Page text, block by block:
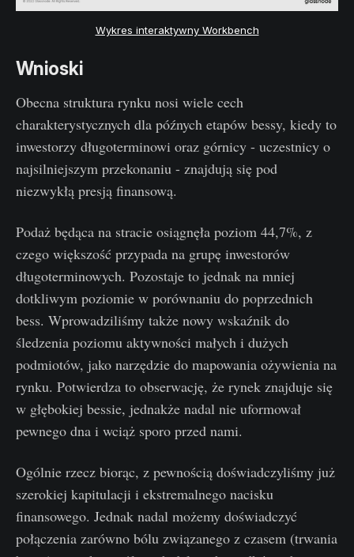
Wykres interaktywny Workbench
Wnioski
Obecna struktura rynku nosi wiele cech
charakterystycznych dla późnych etapów bessy, kiedy to
inwestorzy długoterminowi oraz górnicy - uczestnicy o
najsilniejszym przekonaniu - znajdują się pod
niezwykłą presją finansową.
Podaż będąca na stracie osiągnęła poziom 44,7%, z
czego większość przypada na grupę inwestorów
długoterminowych. Pozostaje to jednak na mniej
dotkliwym poziomie w porównaniu do poprzednich
bess. Wprowadziliśmy także nowy wskaźnik do
śledzenia poziomu aktywności małych i dużych
podmiotów, jako narzędzie do mapowania ożywienia na
rynku. Potwierdza to obserwację, że rynek znajduje się
w głębokiej bessie, jednakże nadal nie uformował
pewnego dna i wciąż sporo przed nami.
Ogólnie rzecz biorąc, z pewnością doświadczyliśmy już
szerokiej kapitulacji i ekstremalnego nacisku
finansowego. Jednak nadal możemy doświadczyć
połączenia zarówno bólu związanego z czasem (trwania